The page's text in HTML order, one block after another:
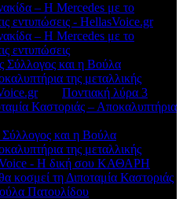
– Η Mercedes με το
εντυπώσεις - HellasVoice.grστο
– Η Mercedes με το
εντυπώσεις
Σύλλογος και η Βούλα
της μεταλλικής
στο Ποντιακή λύρα 3
Καστοριάς – Αποκαλυπτήρια
Σύλλογος και η Βούλα
της μεταλλικής
- H δική σου ΚΑΘΑΡΗ
κοσμεί τη Διποταμία Καστοριάς
Πατουλίδου